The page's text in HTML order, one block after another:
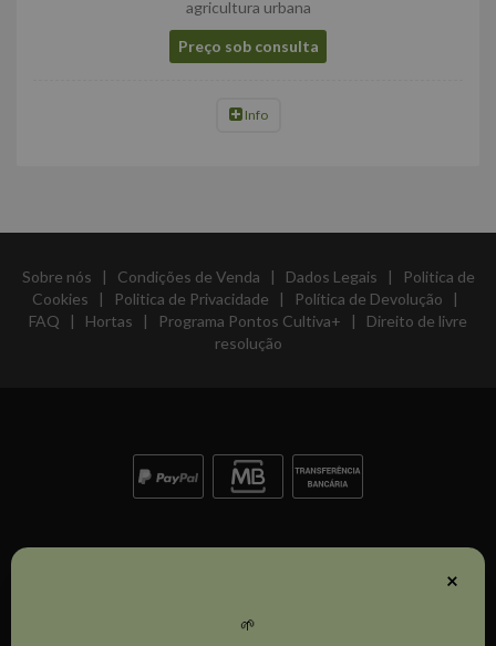
agricultura urbana
Preço sob consulta
Info
Sobre nós | Condições de Venda | Dados Legais |
Politica de
Cookies | Politica de Privacidade | Política de Devolução |
FAQ | Hortas | Programa Pontos Cultiva+ | Direito de livre
resolução
×
🌱